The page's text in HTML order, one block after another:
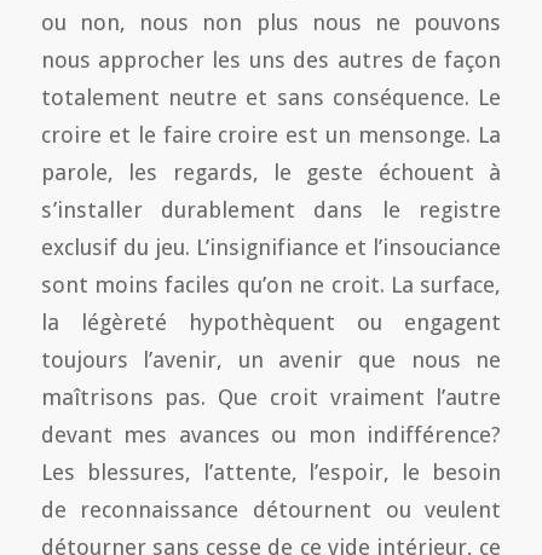
ou non, nous non plus nous ne pouvons
nous approcher les uns des autres de façon
totalement neutre et sans conséquence. Le
croire et le faire croire est un mensonge. La
parole, les regards, le geste échouent à
s’installer durablement dans le registre
exclusif du jeu. L’insignifiance et l’insouciance
sont moins faciles qu’on ne croit. La surface,
la légèreté hypothèquent ou engagent
toujours l’avenir, un avenir que nous ne
maîtrisons pas. Que croit vraiment l’autre
devant mes avances ou mon indifférence?
Les blessures, l’attente, l’espoir, le besoin
de reconnaissance détournent ou veulent
détourner sans cesse de ce vide intérieur, ce